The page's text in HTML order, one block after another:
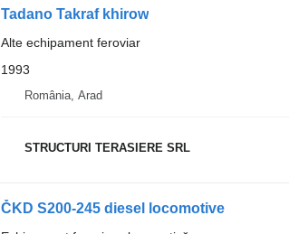
Tadano Takraf khirow
Alte echipament feroviar
1993
România, Arad
STRUCTURI TERASIERE SRL
ČKD S200-245 diesel locomotive